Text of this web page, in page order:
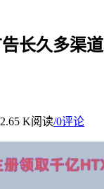
长久多渠
2.65 K阅读/0评论